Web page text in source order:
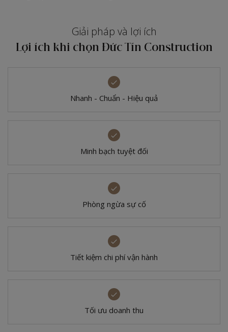
Giải pháp và lợi ích
Lợi ích khi chọn Đức Tín Construction
Nhanh - Chuẩn - Hiệu quả
Minh bạch tuyệt đối
Phòng ngừa sự cố
Tiết kiệm chi phí vận hành
Tối ưu doanh thu